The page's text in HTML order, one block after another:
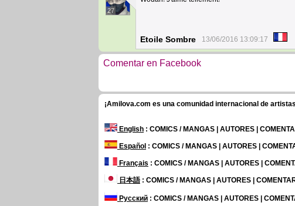
27
Etoile Sombre 13/06/2016 13:09:17
Comentar en Facebook
¡Amilova.com es una comunidad internacional de
English : COMICS / MANGAS | AUTORES |
Español : COMICS / MANGAS | AUTORES |
Français : COMICS / MANGAS | AUTORES |
日本語: COMICS / MANGAS | AUTORES |
Русский : COMICS / MANGAS | AUTORES |